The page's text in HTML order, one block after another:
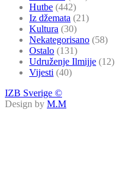
Hutbe (442)
Iz džemata (21)
Kultura (30)
Nekategorisano (58)
Ostalo (131)
Udruženje Ilmijje (12)
Vijesti (40)
IZB Sverige ©
Design by M.M